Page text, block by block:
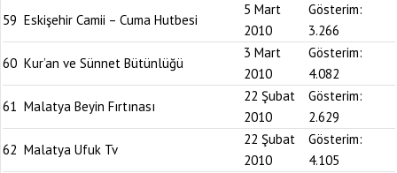
59 Eskişehir Camii – Cuma Hutbesi
5 Mart
2010
Gösterim:
3.266
60 Kur’an ve Sünnet Bütünlüğü
3 Mart
2010
Gösterim:
4.082
61 Malatya Beyin Fırtınası
22 Şubat
2010
Gösterim:
2.629
62 Malatya Ufuk Tv
22 Şubat
2010
Gösterim:
4.105